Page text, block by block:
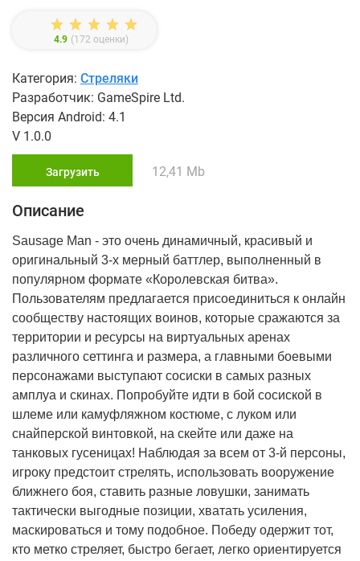
4.9 (172 оценки)
Категория: Стреляки
Разработчик: GameSpire Ltd.
Версия Android: 4.1
V 1.0.0
Загрузить 12,41 Mb
Описание
Sausage Man - это очень динамичный, красивый и
оригинальный 3-х мерный баттлер, выполненный в
популярном формате «Королевская битва».
Пользователям предлагается присоединиться к онлайн
сообществу настоящих воинов, которые сражаются за
территории и ресурсы на виртуальных аренах
различного сеттинга и размера, а главными боевыми
персонажами выступают сосиски в самых разных
амплуа и скинах. Попробуйте идти в бой сосиской в
шлеме или камуфляжном костюме, с луком или
снайперской винтовкой, на скейте или даже на
танковых гусеницах! Наблюдая за всем от 3-й персоны,
игроку предстоит стрелять, использовать вооружение
ближнего боя, ставить разные ловушки, занимать
тактически выгодные позиции, хватать усиления,
маскироваться и тому подобное. Победу одержит тот,
кто метко стреляет, быстро бегает, легко ориентируется